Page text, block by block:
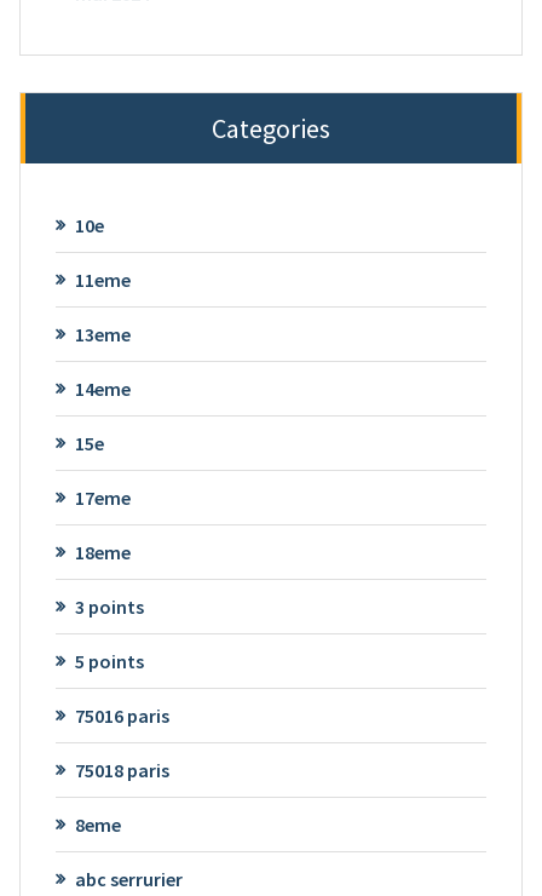
Categories
10e
11eme
13eme
14eme
15e
17eme
18eme
3 points
5 points
75016 paris
75018 paris
8eme
abc serrurier